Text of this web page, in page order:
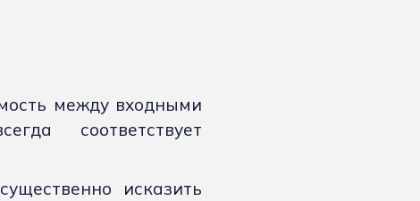
между входными
соответствует
исказить